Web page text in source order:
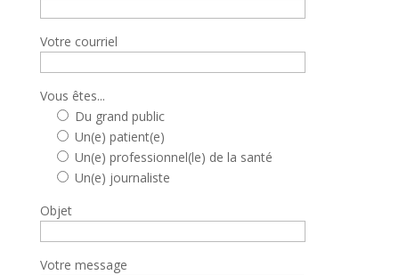
Votre courriel
Vous êtes...
Du grand public
Un(e) patient(e)
Un(e) professionnel(le) de la santé
Un(e) journaliste
Objet
Votre message